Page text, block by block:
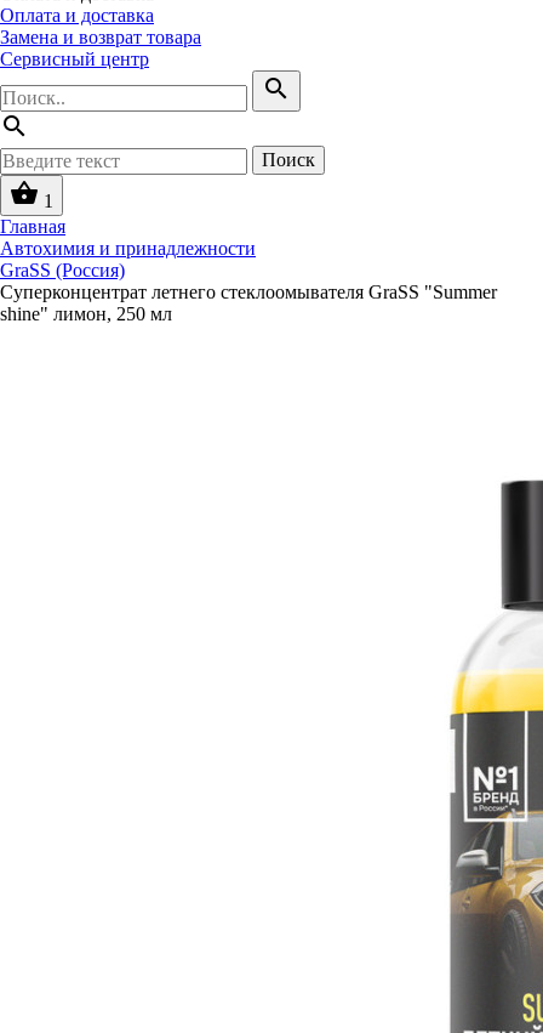
Оплата и доставка
Замена и возврат товара
Сервисный центр
search
search
Поиск
shopping_basket 1
Главная
Автохимия и принадлежности
GraSS (Россия)
Суперконцентрат летнего стеклоомывателя GraSS "Summer
shine" лимон, 250 мл